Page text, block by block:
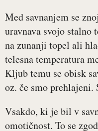
Med savnanjem se
uravnava svojo stalno
na zunanji topel ali
telesna temperatura
Kljub temu se obisk
oz. če smo prehlajeni.
Vsakdo, ki je bil v
omotičnost. To se